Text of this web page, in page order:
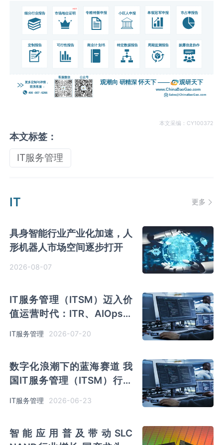
本文采编：CY100372
本文标签：
IT服务管理
IT 更多
具身智能行业产业化加速，人
形机器人市场空间逐步打开
2026-08-07
IT服务管理（ITSM）迈入价
值运营时代：ITR、AIOps、
ITIL 赛道发展与行业竞争分
析
IT服务管理 2026-07-20
数字化浪潮下的蓝海赛道 我
国IT服务管理（ITSM）‌‌‌行业
发展空间广阔
IT服务管理 2026-06-23
智能应用普及带动SLC